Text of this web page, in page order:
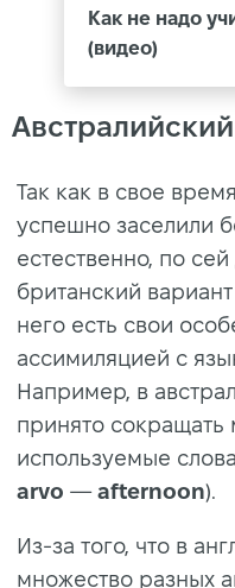
Как не надо
(видео)
Так как в свое
успешно заселили
естественно, по
британский
него есть свои
ассимиляцией с
Например, в
принято сокращать
используемые
arvo — afternoon).
Из-за того, что в
множество разных